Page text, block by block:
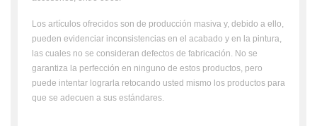
Los artículos ofrecidos son de producción masiva y, debido a ello,
pueden evidenciar inconsistencias en el acabado y en la pintura,
las cuales no se consideran defectos de fabricación. No se
garantiza la perfección en ninguno de estos productos, pero
puede intentar lograrla retocando usted mismo los productos para
que se adecuen a sus estándares.